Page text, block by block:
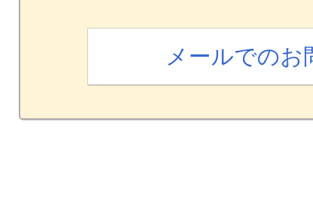
メールでのお